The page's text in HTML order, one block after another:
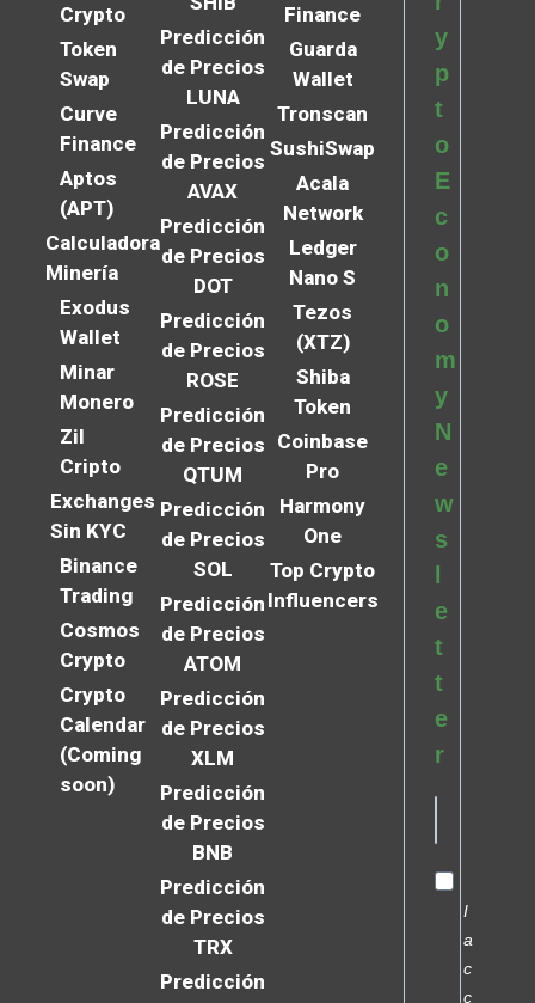
Crypto
Token
Swap
Curve
Finance
Aptos
(APT)
Calculadora
Minería
Exodus
Wallet
Minar
Monero
Zil
Cripto
Exchanges
Sin KYC
Binance
Trading
Cosmos
Crypto
Crypto
Calendar
(Coming
soon)
Predicción
de Precios
LUNA
Predicción
de Precios
AVAX
Predicción
de Precios
DOT
Predicción
de Precios
ROSE
Predicción
de Precios
QTUM
Predicción
de Precios
SOL
Predicción
de Precios
ATOM
Predicción
de Precios
XLM
Predicción
de Precios
BNB
Predicción
de Precios
TRX
Predicción
Finance
Guarda
Wallet
Tronscan
SushiSwap
Acala
Network
Ledger
Nano S
Tezos
(XTZ)
Shiba
Token
Coinbase
Pro
Harmony
One
Top Crypto
Influencers
y
p
t
o
E
c
o
n
o
m
y
N
e
w
s
e
t
t
e
r
I
a
c
c